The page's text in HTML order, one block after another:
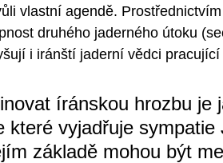
vlastní agendě.
druhého jaderného útoku
i iránští jaderní vědci
íránskou hrozbu je
které vyjadřuje
základě mohou být